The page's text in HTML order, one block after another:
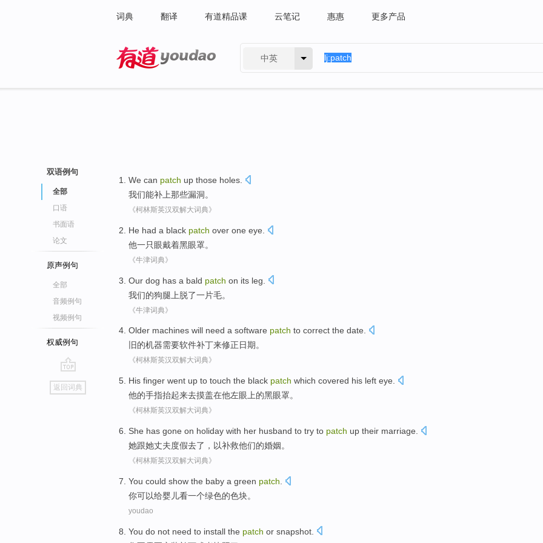
词典 翻译 有道精品课 云笔记 惠惠 更多产品
中英
双语例句
全部
口语
书面语
论文
原声例句
全部
音频例句
视频例句
权威例句
go
top
返回词典
We can patch up those holes
我们能补 上那些漏洞。
《柯林斯英汉双解大词典》
He had a black patch over one eye
他一只眼戴着黑眼罩。
《牛津词典》
Our dog has a bald patch on its leg
我们的狗腿 上脱了一片毛。
《牛津词典》
Older machines will need a software patch to correct the date.
旧的机器需要软件补丁来修正日期。
《柯林斯英汉双解大词典》
His finger went up to touch the black patch which covered his left eye
他的手指抬起来去摸盖在他左眼 上的黑眼罩。
《柯林斯英汉双解大词典》
She has gone on holiday with her husband to try to patch up their marriage
她跟她丈夫度假去了， 以补救他们的婚姻。
《柯林斯英汉双解大词典》
You could show the baby a green patch
你可以给婴儿看一个绿色的色块。
youdao
You do not need to install the patch or snapshot